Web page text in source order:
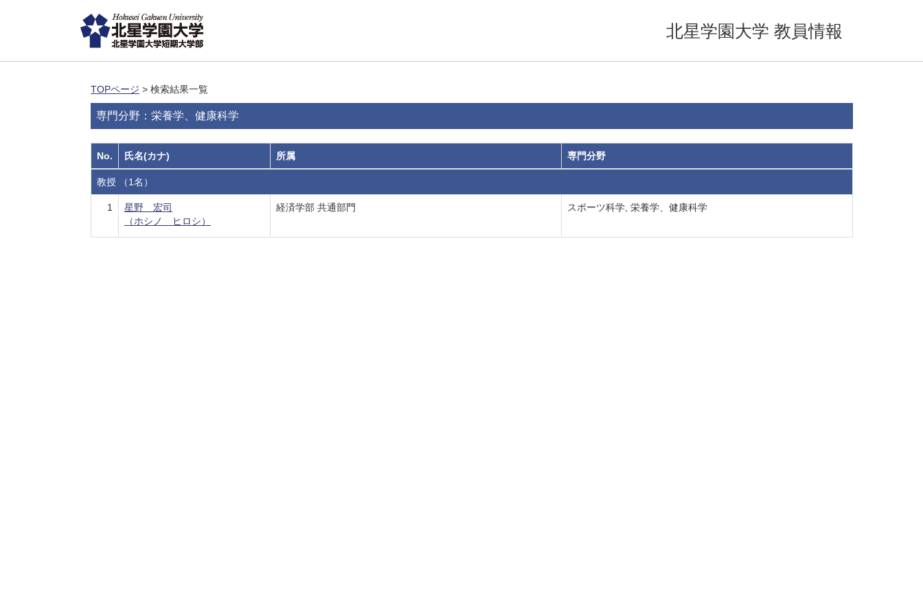
北星学園大学 教員情報
TOPページ > 検索結果一覧
専門分野：栄養学、健康科学
No. 氏名(カナ) 所属 専門分野
教授 （1名）
1
星野 宏司
（ホシノ ヒロシ）
経済学部 共通部門 スポーツ科学, 栄養学、健康科学